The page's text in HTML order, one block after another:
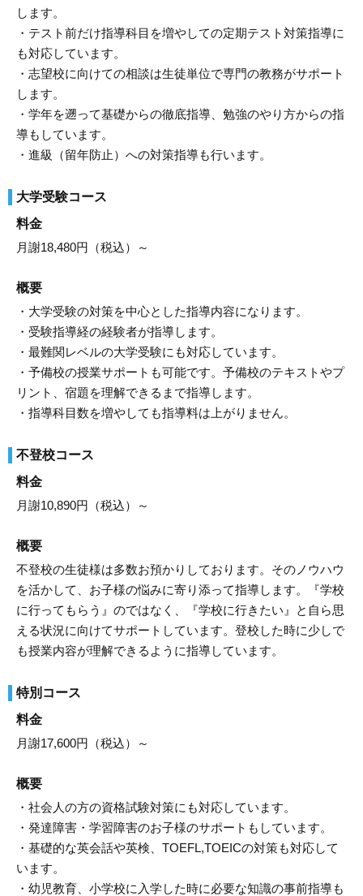
します。
・テスト前だけ指導科目を増やしての定期テスト対策指導に
も対応しています。
・志望校に向けての相談は生徒単位で専門の教務がサポート
します。
・学年を遡って基礎からの徹底指導、勉強のやり方からの指
導もしています。
・進級（留年防止）への対策指導も行います。
大学受験コース
料金
月謝18,480円（税込）～
概要
・大学受験の対策を中心とした指導内容になります。
・受験指導経の経験者が指導します。
・最難関レベルの大学受験にも対応しています。
・予備校の授業サポートも可能です。予備校のテキストやプ
リント、宿題を理解できるまで指導します。
・指導科目数を増やしても指導料は上がりません。
不登校コース
料金
月謝10,890円（税込）～
概要
不登校の生徒様は多数お預かりしております。そのノウハウ
を活かして、お子様の悩みに寄り添って指導します。『学校
に行ってもらう』のではなく、『学校に行きたい』と自ら思
える状況に向けてサポートしています。登校した時に少しで
も授業内容が理解できるように指導しています。
特別コース
料金
月謝17,600円（税込）～
概要
・社会人の方の資格試験対策にも対応しています。
・発達障害・学習障害のお子様のサポートもしています。
・基礎的な英会話や英検、TOEFL,TOEICの対策も対応して
います。
・幼児教育、小学校に入学した時に必要な知識の事前指導も